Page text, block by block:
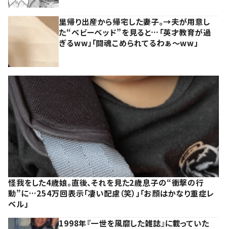
里帰り出産から帰宅した妻子。→夫が用意し
た“ベビーベッド”を見ると…「英才教育が過
ぎるww」「闘魂こめられてるわぁ～ww」
怪我をした4歳娘。直後、それを見た2歳息子の“衝撃の行
動”に…254万回表示「凄い配慮（笑）」「お顔はかなり重症レ
ベル」
1998年『一世を風靡した雑誌』に載っていた